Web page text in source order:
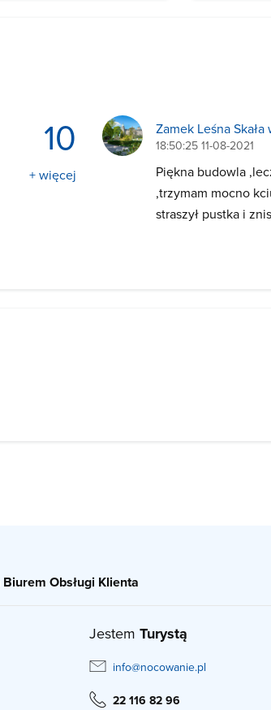
10
+ więcej
Zamek Leśna
18:50:25 11-08-2021
Piękna budowla
,trzymam mocno
straszył pustka i
Biurem Obsługi Klienta
Jestem Turystą
info@nocowanie.pl
22 116 82 96